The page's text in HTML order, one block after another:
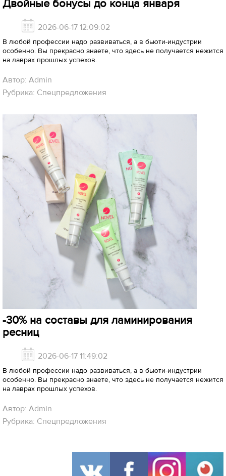
Двойные бонусы до конца января
2026-06-17 12:09:02
В любой профессии надо развиваться, а в бьюти-индустрии
особенно. Вы прекрасно знаете, что здесь не получается нежится
на лаврах прошлых успехов.
Автор: Admin
Рубрика: Спецпредложения
-30% на составы для ламинирования
ресниц
2026-06-17 11:49:02
В любой профессии надо развиваться, а в бьюти-индустрии
особенно. Вы прекрасно знаете, что здесь не получается нежится
на лаврах прошлых успехов.
Автор: Admin
Рубрика: Спецпредложения